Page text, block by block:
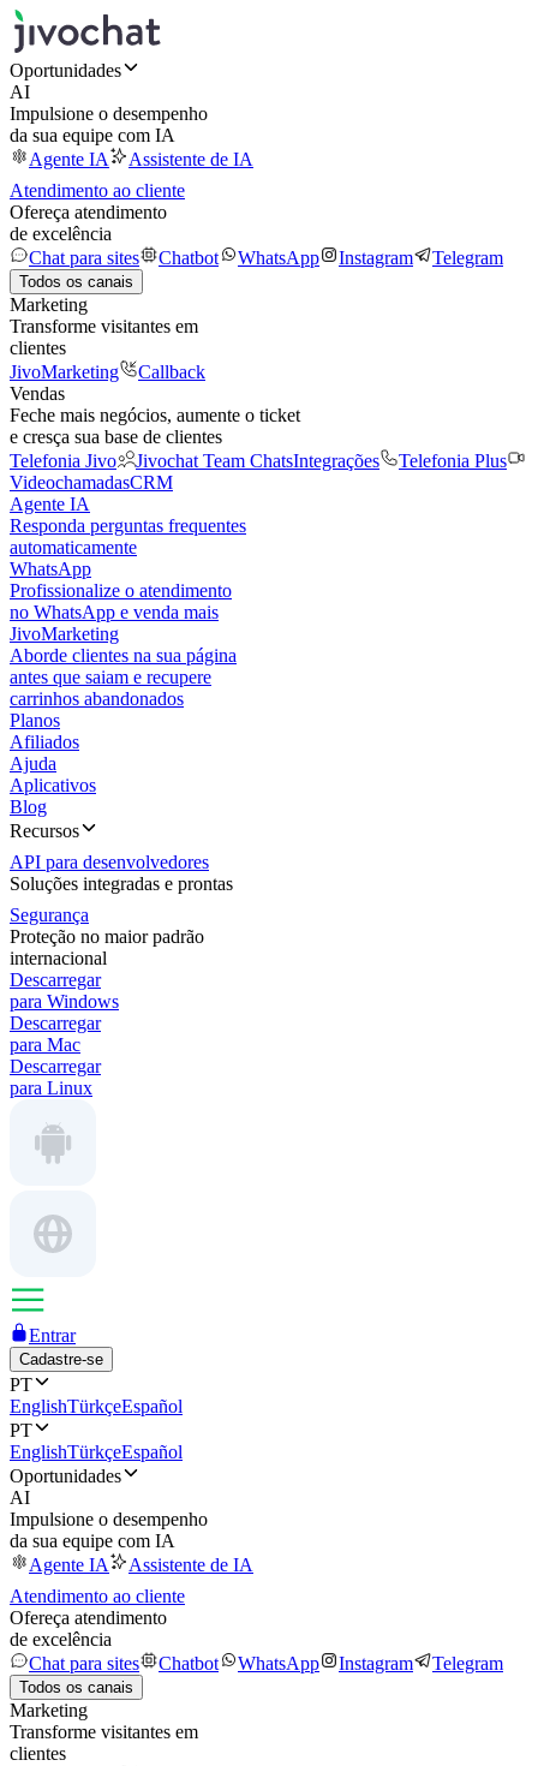
Oportunidades
AI
Impulsione o desempenho
da sua equipe com IA
Agente IA
Assistente de IA
Atendimento ao cliente
Ofereça atendimento
de excelência
Chat para sites
Chatbot WhatsApp Instagram Telegram
Todos os canais
Marketing
Transforme visitantes em
clientes
JivoMarketing
Callback
Vendas
Feche mais negócios, aumente o ticket
e cresça sua base de clientes
Telefonia Jivo
Jivochat Team ChatsIntegrações
Telefonia Plus
VideochamadasCRM
Agente IA
Responda perguntas frequentes
automaticamente
WhatsApp
Profissionalize o atendimento
no WhatsApp e venda mais
JivoMarketing
Aborde clientes na sua página
antes que saiam e recupere
carrinhos abandonados
Planos
Afiliados
Ajuda
Aplicativos
Blog
Recursos
API para desenvolvedores
Soluções integradas e prontas
Segurança
Proteção no maior padrão
internacional
Descarregar
para Windows
Descarregar
para Mac
Descarregar
para Linux
Entrar
Cadastre-se
PT
EnglishTürkçeEspañol
PT
EnglishTürkçeEspañol
Oportunidades
AI
Impulsione o desempenho
da sua equipe com IA
Agente IA
Assistente de IA
Atendimento ao cliente
Ofereça atendimento
de excelência
Chat para sites
Chatbot WhatsApp Instagram Telegram
Todos os canais
Marketing
Transforme visitantes em
clientes